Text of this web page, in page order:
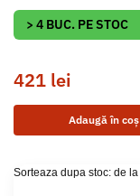
> 4 BUC. PE STOC
421 lei
Adaugă în coș